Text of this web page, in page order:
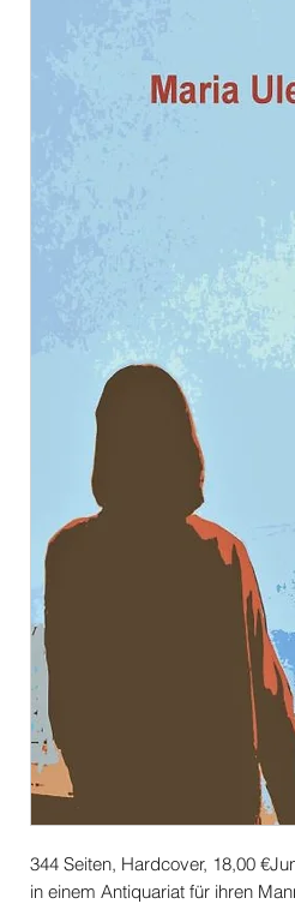
344 Seiten, Hardcover, 18,00
in einem Antiquariat für ihren